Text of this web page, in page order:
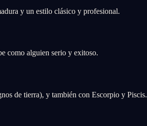
y un estilo clásico y profesional.
como alguien serio y exitoso.
de tierra), y también con Escorpio y Piscis.